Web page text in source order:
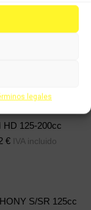
legales
HD 125-200cc
€ IVA incluido
S/SR 125cc